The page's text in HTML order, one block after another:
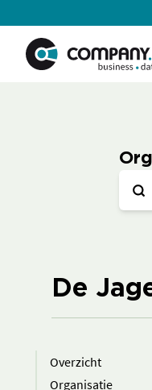
De
Overzicht
Organisatie